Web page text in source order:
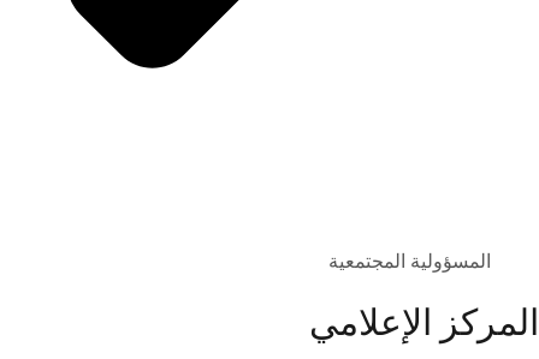
المسؤولية المجتمعية
المركز الإعلامي